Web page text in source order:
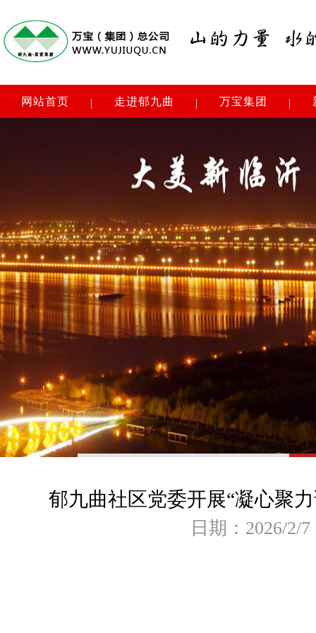
网站首页 走进郁九曲 万宝集团
郁九曲社区党委开展“凝心聚
日期：2026/2/